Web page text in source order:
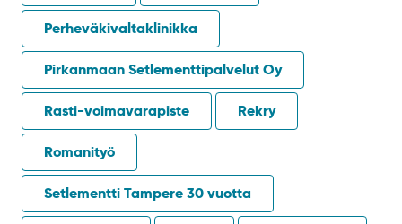
Perheväkivaltaklinikka
Pirkanmaan Setlementtipalvelut Oy
Rasti-voimavarapiste Rekry
Romanityö
Setlementti Tampere 30 vuotta